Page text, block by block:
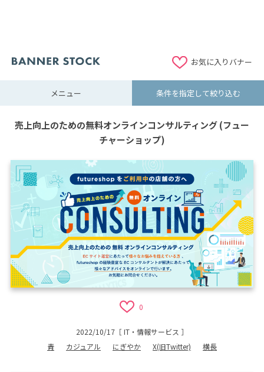
お気に入りバナー
メニュー 条件を指定して絞り込む
売上向上のための無料オンラインコンサルティング (フュー
チャーショップ)
0
2022/10/17 ［IT・情報サービス ］
青
カジュアル にぎやか X(旧Twitter) 横長